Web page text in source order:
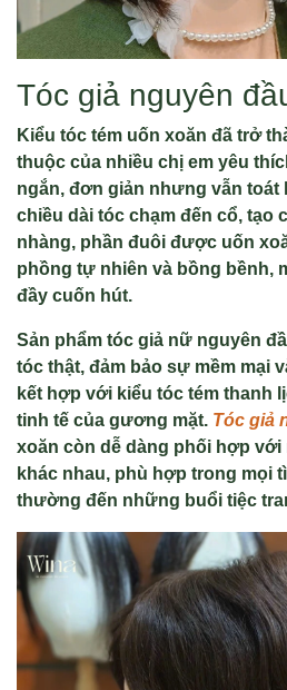
Tóc giả nguyên
Kiểu tóc tém uốn xoăn đã trở
thuộc của nhiều chị em yêu
ngắn, đơn giản nhưng vẫn toát
chiều dài tóc chạm đến cổ, tạo
nhàng, phần đuôi được uốn
phồng tự nhiên và bồng bềnh,
đầy cuốn hút.
Sản phẩm tóc giả nữ nguyên
tóc thật, đảm bảo sự mềm mại
kết hợp với kiểu tóc tém thanh
tinh tế của gương mặt. Tóc giả
xoăn còn dễ dàng phối hợp
khác nhau, phù hợp trong mọi
thường đến những buổi tiệc